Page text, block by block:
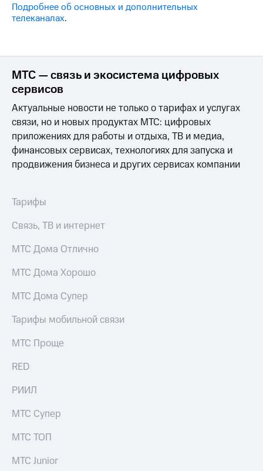
Домашний
ТВ
Спутниковое
ТВ
телефон
Перейти
в МТС
со своим
и подписки
Premium
Подписка
интернета,
музыка
другое
общие
и услуги,
к геолокации
МТС
Premium
фильмы,
музыка
и многое
другое
Семейная
группа
Скидка
к геолокации
Сертификаты
под
в Мой МТС
Посмотрите,
КИОН
Музыка
Подробнее об основных и дополнительных
телеканалах.
МТС — связь и экосистема цифровых
сервисов
Актуальные новости не только о тарифах и услугах
связи, но и новых продуктах МТС: цифровых
приложениях для работы и отдыха, ТВ и медиа,
финансовых сервисах, технологиях для запуска и
продвижения бизнеса и других сервисах компании
Тарифы
Связь, ТВ и интернет
МТС Дома Отлично
МТС Дома Хорошо
МТС Дома Супер
Тарифы мобильной связи
МТС Проще
RED
РИИЛ
МТС Супер
МТС ТОП
МТС Junior